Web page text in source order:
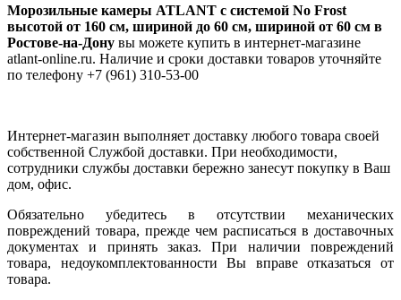
Морозильные камеры ATLANT с системой No Frost
высотой от 160 см, шириной до 60 см, шириной от 60 см в
Ростове-на-Дону вы можете купить в интернет-магазине
atlant-online.ru. Наличие и сроки доставки товаров уточняйте
по телефону +7 (961) 310-53-00
Интернет-магазин выполняет доставку любого товара своей
собственной Службой доставки. При необходимости,
сотрудники службы доставки бережно занесут покупку в Ваш
дом, офис.
Обязательно убедитесь в отсутствии механических
повреждений товара, прежде чем расписаться в доставочных
документах и принять заказ. При наличии повреждений
товара, недоукомплектованности Вы вправе отказаться от
товара.